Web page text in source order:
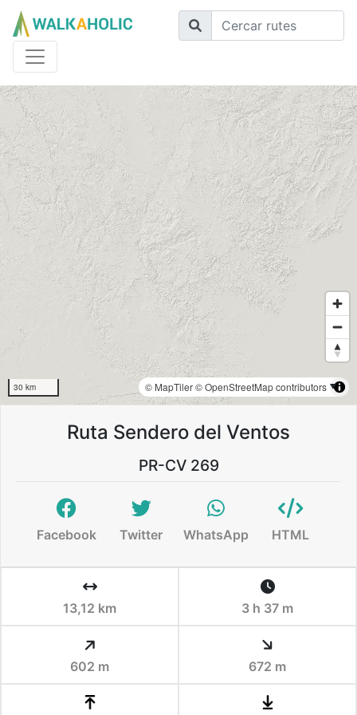
30 km © MapTiler© OpenStreetMap contributors
Ruta Sendero del Ventos
PR-CV 269
Facebook Twitter WhatsApp HTML
13,12 km 3 h 37 m
602 m 672 m